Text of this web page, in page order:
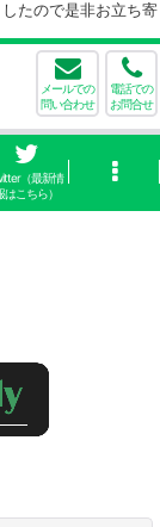
ので是非お立ち寄
メールでの
問い合わせ
電話での
お問合せ
（最新情
はこちら）